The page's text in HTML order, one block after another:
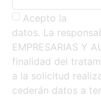
Acepto la
datos. La
EMPRESARIAS Y
finalidad del
a la solicitud
cederán datos a